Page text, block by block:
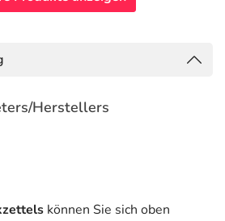
Herstellers
können Sie sich oben